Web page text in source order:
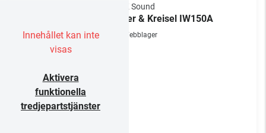
Innehållet kan inte
visas
Aktivera
funktionella
tredjepartstjänster
M&K Sound
Miller & Kreisel IW150A
Webblager